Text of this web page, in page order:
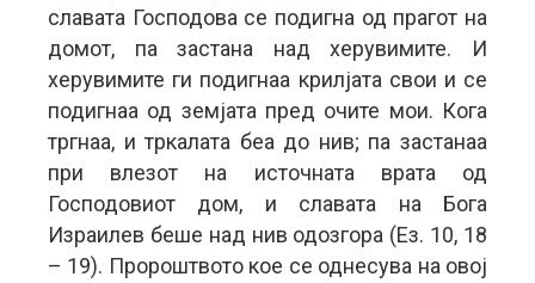
славата Господова се подигна од прагот на
домот, па застана над херувимите. И
херувимите ги подигнаа крилјата свои и се
подигнаа од земјата пред очите мои. Кога
тргнаа, и тркалата беа до нив; па застанаа
при влезот на источната врата од
Господовиот дом, и славата на Бога
Израилев беше над нив одозгора (Ез. 10, 18
– 19). Пророштвото кое се однесува на овој